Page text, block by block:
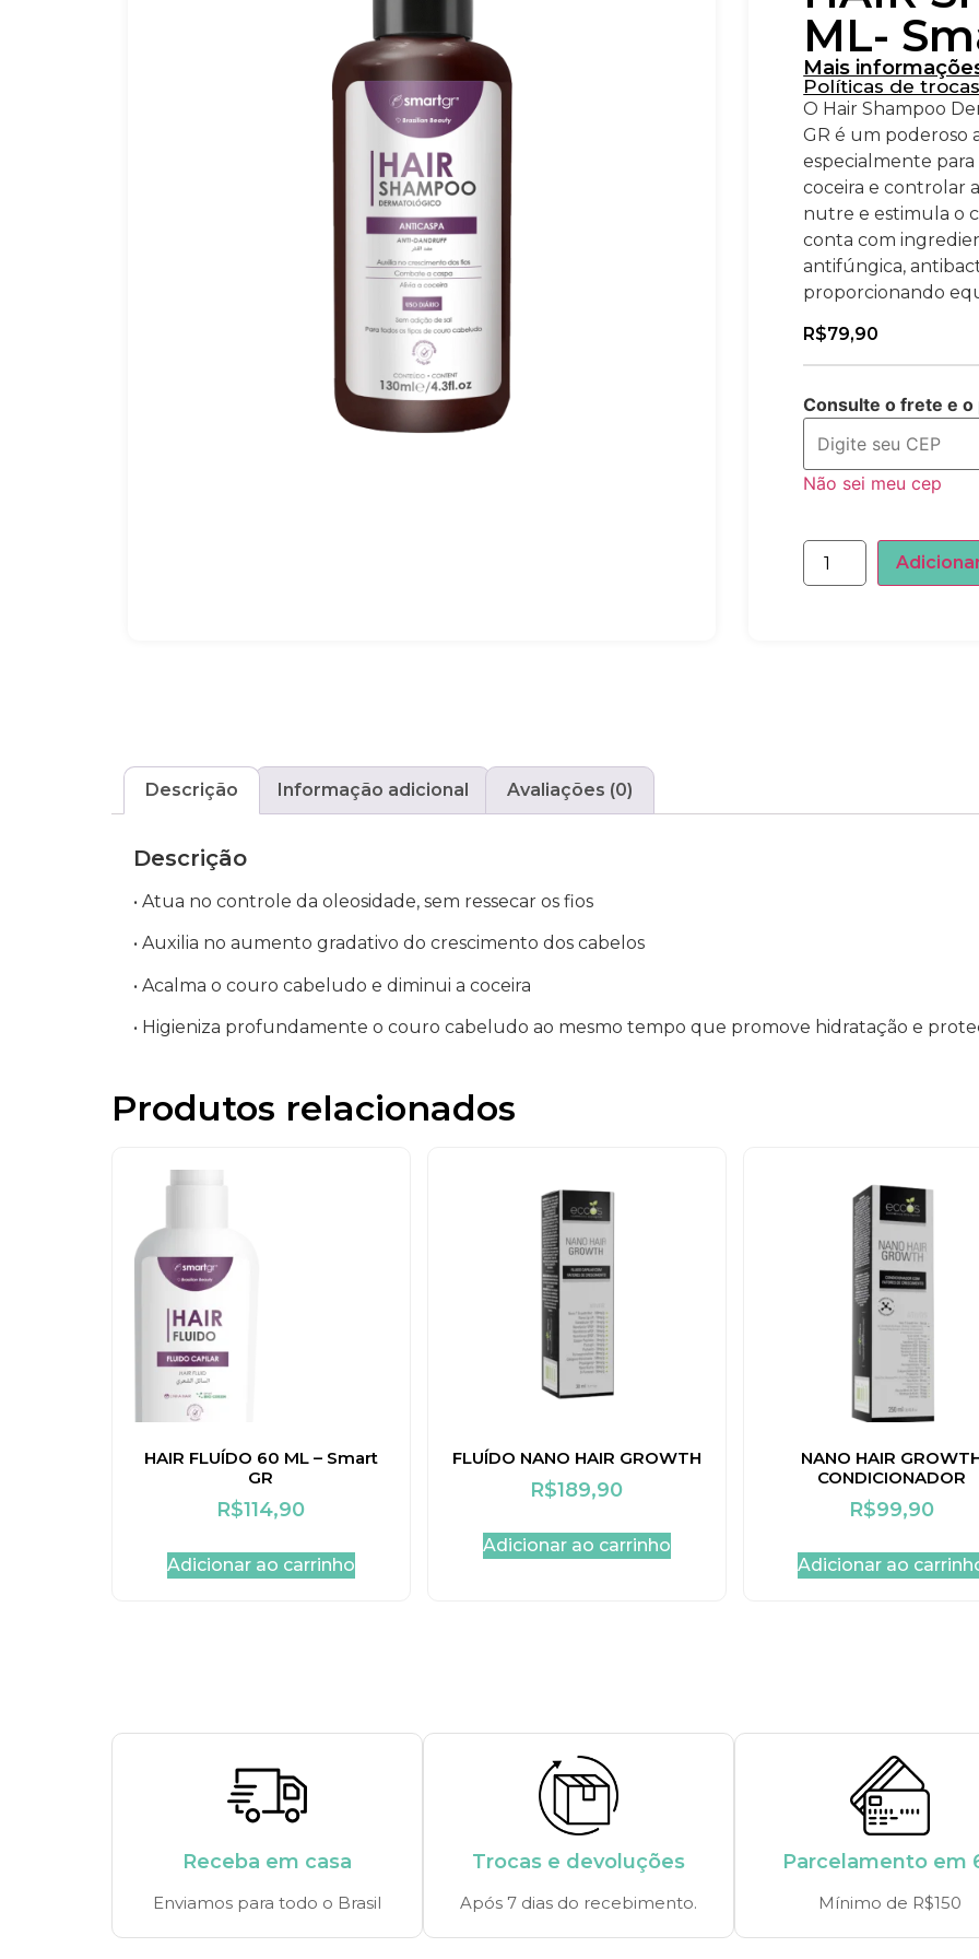
ML-
Mais
Políticas de
O Hair Shampoo
GR é um poderoso
especialmente para
coceira e controlar
nutre e estimula o
conta com
antifúngica,
proporcionando
R$79,90
Consulte o frete e
Não sei meu cep
Descrição Informação adicional Avaliações (0)
Descrição
• Atua no controle da oleosidade, sem ressecar os fios
• Auxilia no aumento gradativo do crescimento dos cabelos
• Acalma o couro cabeludo e diminui a coceira
• Higieniza profundamente o couro cabeludo ao mesmo tempo que promove hidratação e
Produtos relacionados
HAIR FLUÍDO 60 ML – Smart
GR
R$114,90
Adicionar ao carrinho
FLUÍDO NANO HAIR GROWTH
R$189,90
Adicionar ao carrinho
NANO HAIR
CONDICIONADOR
R$99,90
Adicionar ao
Receba em casa
Enviamos para todo o Brasil
Trocas e devoluções
Após 7 dias do recebimento.
Parcelamento em
Mínimo de R$150